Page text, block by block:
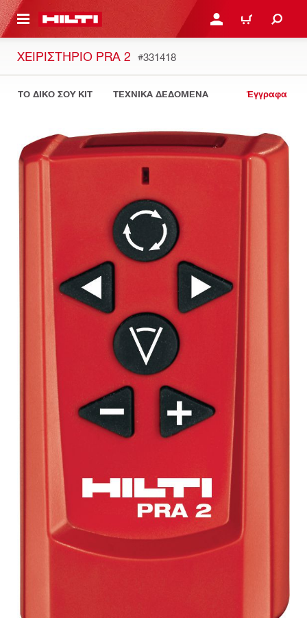
ΕΛΕΓΞΕΙΣ ΤΟ ΠΑΚΕΤΟ ΠΟΥ ΕΧΕΙΣ ΦΤΙΑΞΕΙ ΚΆΝΕ ΣΎΝΔΕΣΗ Ή
ΚΑΛΆΘΙ
ΧΕΙΡΙΣΤΗΡΙΟ PRA 2 #331418
ΤΟ ΔΙΚΟ ΣΟΥ KIT ΤΕΧΝΙΚΑ ΔΕΔΟΜΕΝΑ Έγγραφα